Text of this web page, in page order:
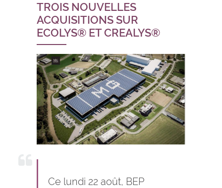
TROIS NOUVELLES
ACQUISITIONS SUR
ECOLYS® ET CREALYS®
Ce lundi 22 août, BEP